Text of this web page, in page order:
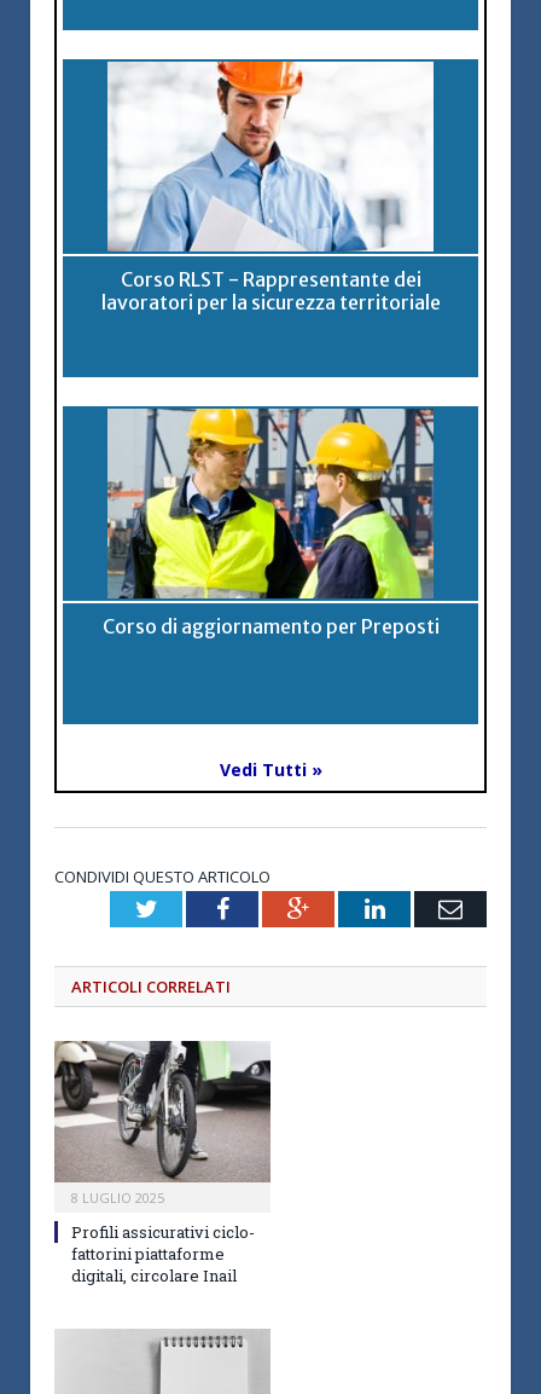
Corso RLST - Rappresentante dei
lavoratori per la sicurezza territoriale
Corso di aggiornamento per Preposti
Vedi Tutti »
CONDIVIDI QUESTO ARTICOLO
TwitterFacebookGoogle+LinkedInEmail
ARTICOLI CORRELATI
8 LUGLIO 2025
Profili assicurativi ciclo-
fattorini piattaforme
digitali, circolare Inail